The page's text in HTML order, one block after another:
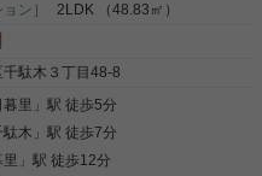
ン］ 2LDK （48.83㎡）
駄木３丁目48-8
里 」駅 徒歩5分
駄木 」駅 徒歩7分
里 」駅 徒歩12分